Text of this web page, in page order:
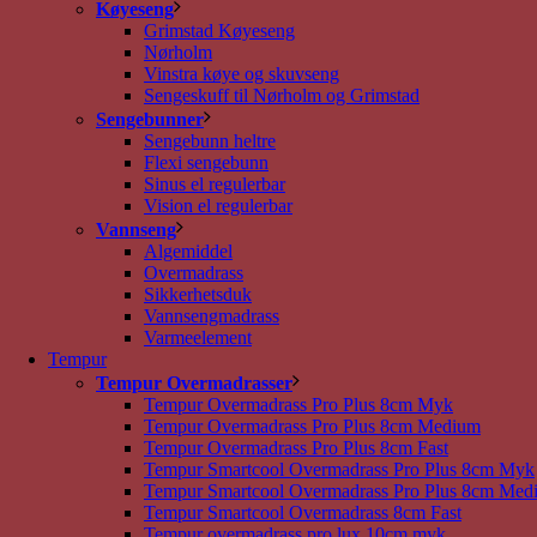
Køyeseng
Grimstad Køyeseng
Nørholm
Vinstra køye og skuvseng
Sengeskuff til Nørholm og Grimstad
Sengebunner
Sengebunn heltre
Flexi sengebunn
Sinus el regulerbar
Vision el regulerbar
Vannseng
Algemiddel
Overmadrass
Sikkerhetsduk
Vannsengmadrass
Varmeelement
Tempur
Tempur Overmadrasser
Tempur Overmadrass Pro Plus 8cm Myk
Tempur Overmadrass Pro Plus 8cm Medium
Tempur Overmadrass Pro Plus 8cm Fast
Tempur Smartcool Overmadrass Pro Plus 8cm Myk
Tempur Smartcool Overmadrass Pro Plus 8cm
Tempur Smartcool Overmadrass 8cm Fast